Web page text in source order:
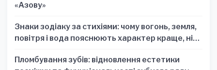
«Азову»
Знаки зодіаку за стихіями: чому вогонь, земля,
повітря і вода пояснюють характер краще, ніж
Пломбування зубів: відновлення естетики